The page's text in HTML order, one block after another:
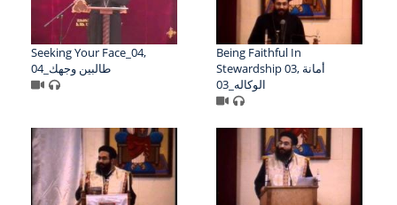
Seeking Your Face_04,
04_طالبين وجهك
Being Faithful In
Stewardship 03, أمانة
الوكاله_03